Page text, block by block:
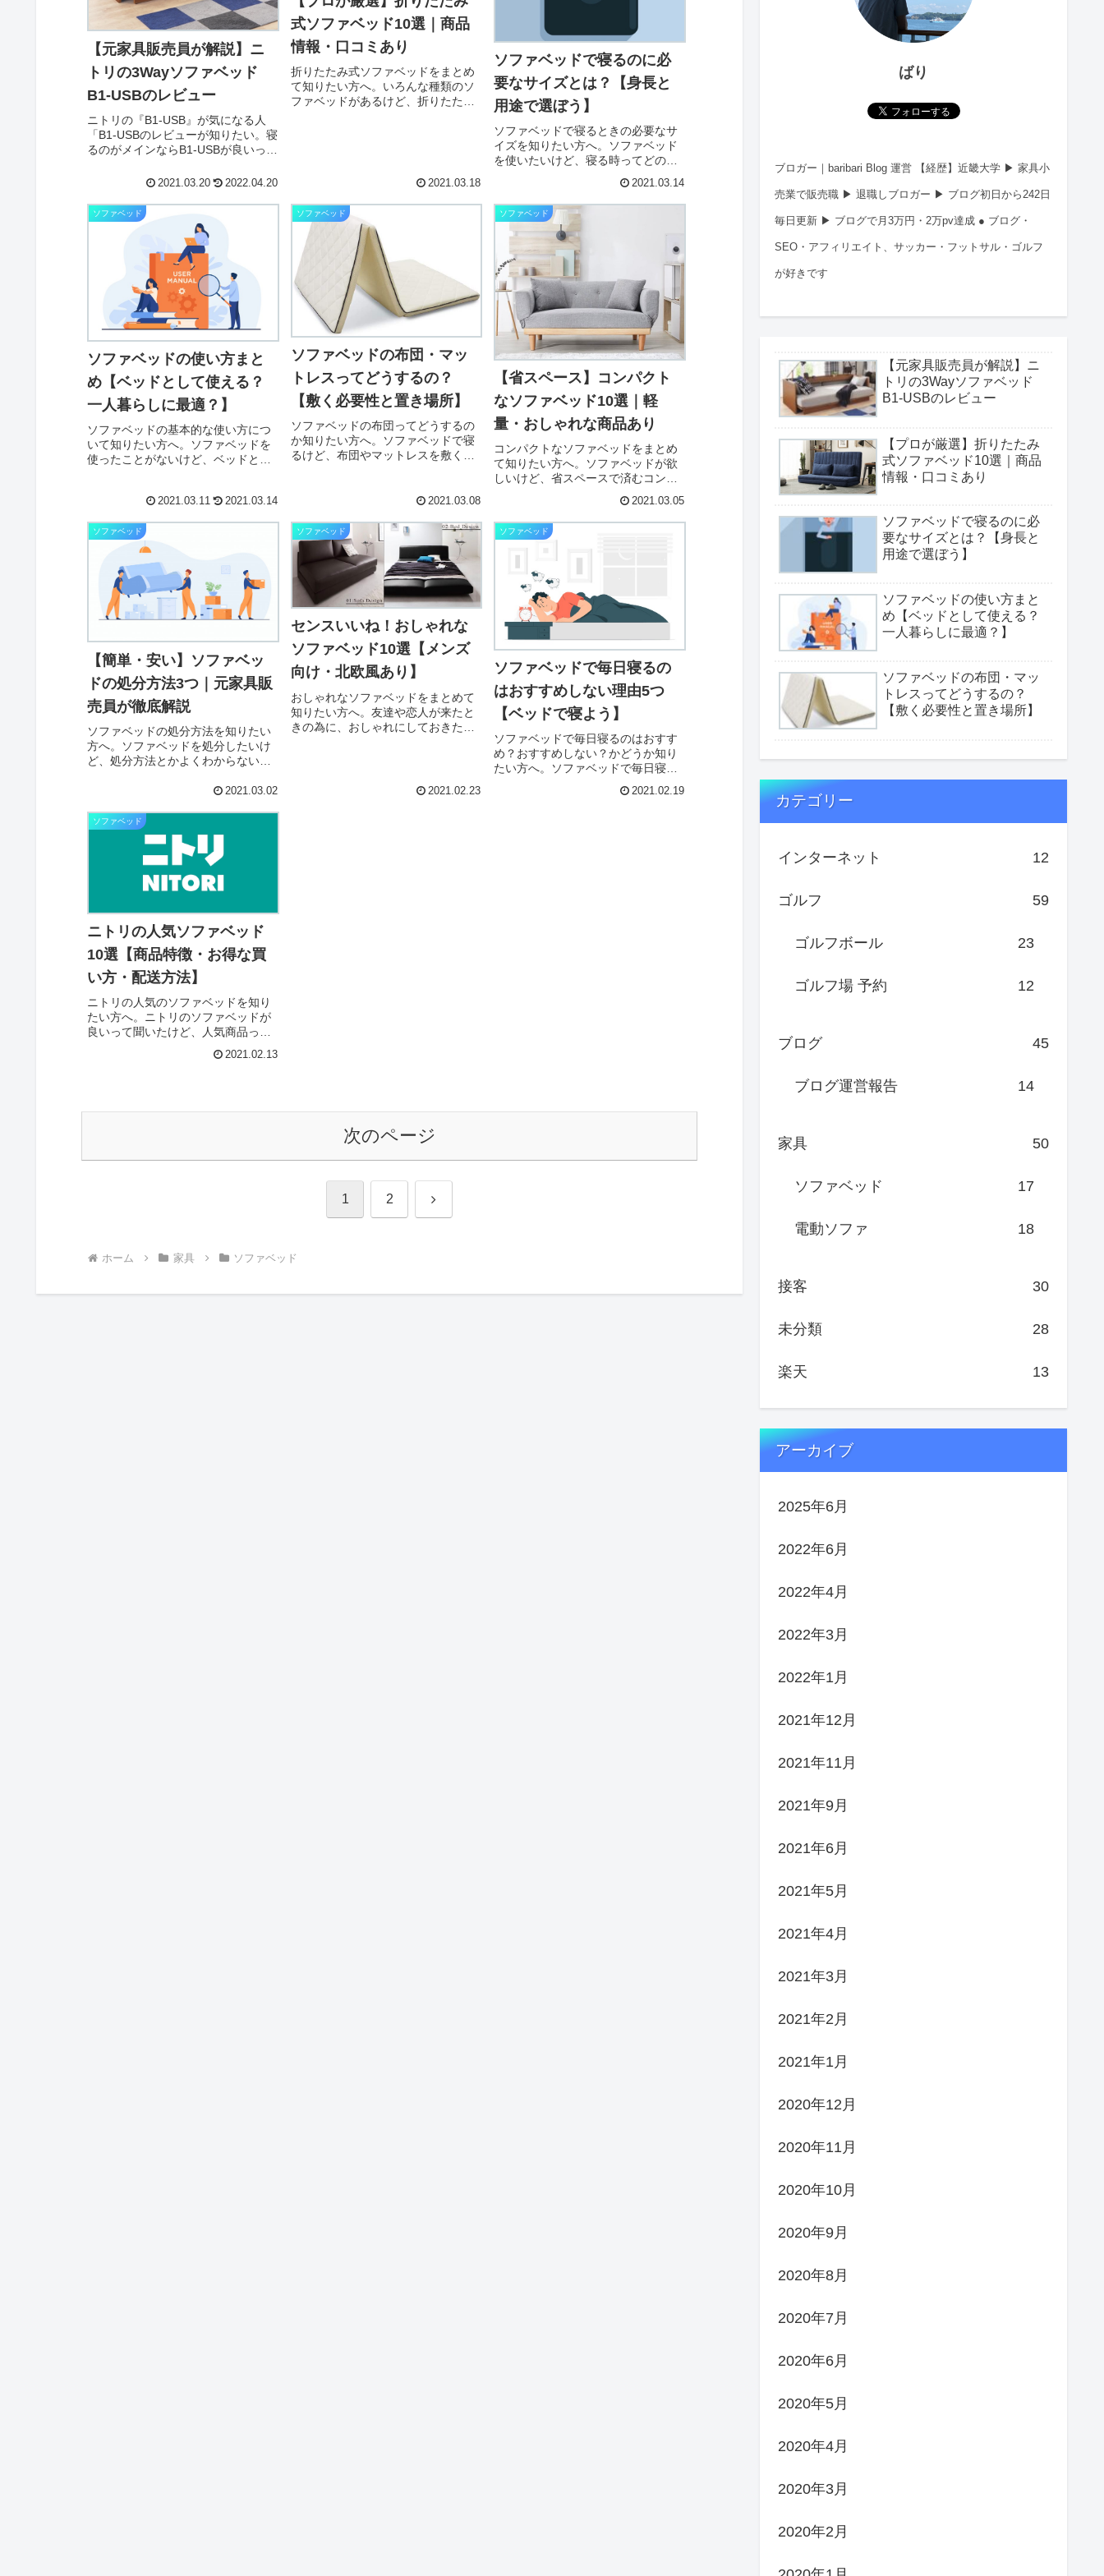
【元家具販売員が解説】ニ
トリの3Wayソファベッド
B1-USBのレビュー
ニトリの『B1-USB』が気になる人
「B1-USBのレビューが知りたい。寝
るのがメインならB1-USBが良いって
か？メリット・デメリットからレビ
疑問に答えます。✔︎ 本記事の内...
2021.03.20 2022.04.20
式ソファベッド10選｜商品
情報・口コミあり
折りたたみ式ソファベッドをまとめ
て知りたい方へ。いろんな種類のソ
ファベッドがあるけど、折りたたみ
2021.03.18
ソファベッドで寝るのに必
要なサイズとは？【身長と
用途で選ぼう】
ソファベッドで寝るときの必要なサ
イズを知りたい方へ。ソファベッド
を使いたいけど、寝る時ってどのく
とわかっていない。あと、ソファ時
の座るときのサイズ目安もあれば、
ついでに知りたい。と考えていませ
んか？✔︎ 本記...
2021.03.14
ソファベッド
ソファベッドの使い方まと
め【ベッドとして使える？
一人暮らしに最適？】
ソファベッドの基本的な使い方につ
いて知りたい方へ。ソファベッドを
使ったことがないけど、ベッドとし
ソファベッドを買う前に知っておき
たい。と考えてい...
2021.03.11 2021.03.14
ソファベッド
ソファベッドの布団・マッ
トレスってどうするの？
【敷く必要性と置き場所】
ソファベッドの布団ってどうするの
か知りたい方へ。ソファベッドで寝
るけど、布団やマットレスを敷くべ
はどうすればいいのかとかあれば、
んか？✔︎ 本記...
2021.03.08
ソファベッド
【省スペース】コンパクト
なソファベッド10選｜軽
量・おしゃれな商品あり
コンパクトなソファベッドをまとめ
て知りたい方へ。ソファベッドが欲
しいけど、省スペースで済むコンパ
クトなタイプがないかなぁ？あと、
なんか軽量タイプとかおしゃれな商
品があれば、ついでに知りたい。と
考えていませんか？✔︎ 本記事の内容
※約3分で...
2021.03.05
ソファベッド
【簡単・安い】ソファベッ
ドの処分方法3つ｜元家具販
売員が徹底解説
ソファベッドの処分方法を知りたい
方へ。ソファベッドを処分したいけ
ど、処分方法とかよくわからない。
きないかなぁ？と考えていません
ます あなたに合うソファベッドの処
分方法を選...
2021.03.02
ソファベッド
センスいいね！おしゃれな
ソファベッド10選【メンズ
向け・北欧風あり】
おしゃれなソファベッドをまとめて
知りたい方へ。友達や恋人が来たと
きの為に、おしゃれにしておきたい
ば、ついでに知りたい。と考えてい
2021.02.23
ソファベッド
ソファベッドで毎日寝るの
はおすすめしない理由5つ
【ベッドで寝よう】
ソファベッドで毎日寝るのはおすす
め？おすすめしない？かどうか知り
たい方へ。ソファベッドで毎日寝よ
うか考えているけど、寝心地や使い
勝手ってどうなんだろう？あと、ソ
2021.02.19
ソファベッド
ニトリの人気ソファベッド
10選【商品特徴・お得な買
い方・配送方法】
ニトリの人気のソファベッドを知り
たい方へ。ニトリのソファベッドが
良いって聞いたけど、人気商品って
徴やお得な買い方、配送方法とかあ
2021.02.13
次のページ
1 2 次
ホーム 家具 ソファベッド
ばり
ブロガー｜baribari Blog 運営 【経歴】近畿大学 ▶︎ 家具小
売業で販売職 ▶︎ 退職しブロガー ▶︎ ブログ初日から242日
毎日更新 ▶︎ ブログで月3万円・2万pv達成 ● ブログ・
SEO・アフィリエイト、サッカー・フットサル・ゴルフ
が好きです
【元家具販売員が解説】ニ
トリの3Wayソファベッド
B1-USBのレビュー
【プロが厳選】折りたたみ
式ソファベッド10選｜商品
情報・口コミあり
ソファベッドで寝るのに必
要なサイズとは？【身長と
用途で選ぼう】
ソファベッドの使い方まと
め【ベッドとして使える？
一人暮らしに最適？】
ソファベッドの布団・マッ
トレスってどうするの？
【敷く必要性と置き場所】
カテゴリー
インターネット 12
ゴルフ 59
ゴルフボール 23
ゴルフ場 予約 12
ブログ 45
ブログ運営報告 14
家具 50
ソファベッド 17
電動ソファ 18
接客 30
未分類 28
楽天 13
アーカイブ
2025年6月
2022年6月
2022年4月
2022年3月
2022年1月
2021年12月
2021年11月
2021年9月
2021年6月
2021年5月
2021年4月
2021年3月
2021年2月
2021年1月
2020年12月
2020年11月
2020年10月
2020年9月
2020年8月
2020年7月
2020年6月
2020年5月
2020年4月
2020年3月
2020年2月